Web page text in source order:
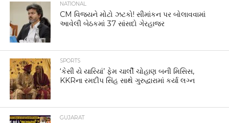
NATIONAL
CM વિજયને મોટો ઝટકો! સીમાંકન પર બોલાવવામાં
આવેલી બેઠકમાં 37 સાંસદો ગેરહાજર
SPORTS
‘કેસી યે યારિયાં’ ફેમ ચાર્લી ચોહાણ બની મિસિસ,
KKRના રમદીપ સિંહ સાથે ગુરુદ્વારામાં કર્યા લગ્ન
GUJARAT